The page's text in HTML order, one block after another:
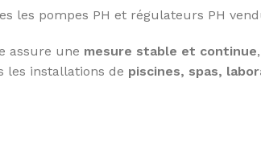
les pompes PH et régulateurs PH
assure une mesure stable et continue
les installations de piscines, spas,